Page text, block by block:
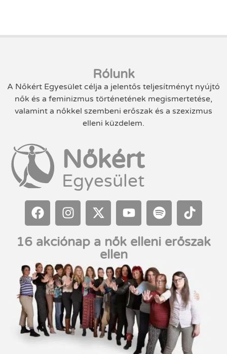
Rólunk
A Nőkért Egyesület célja a jelentős teljesítményt nyújtó
nők és a feminizmus történetének megismertetése,
valamint a nőkkel szembeni erőszak és a szexizmus
elleni küzdelem.
Nőkért
Egyesület
16 akciónap a nők elleni erőszak
ellen